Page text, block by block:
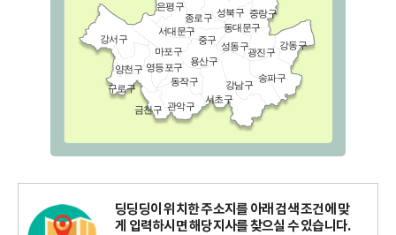
은평구
종로구 성북구 중랑구
서대문구
동대문구
강서구
마포구
중구
성동구
광진구
강동구
양천구 영등포구
용산구
구로구
동작구 송파구
강남구
서초구
관악구
금천구
딩딩딩이 위치한 주소지를 아래 검색 조건에 맞
게 입력하시면 해당지사를 찾으실 수 있습니다.